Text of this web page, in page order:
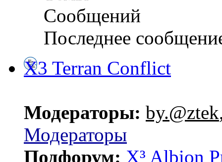
Сообщений
Последнее
X3 Terran Conflict
Модераторы: by.@ztek
Модераторы
Подфорум: X³ Albion